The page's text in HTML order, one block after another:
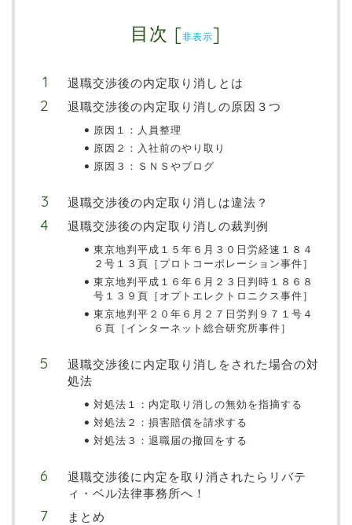
目次 [非表示]
退職交渉後の内定取り消しとは
退職交渉後の内定取り消しの原因３つ
原因１：人員整理
原因２：入社前のやり取り
原因３：ＳＮＳやブログ
退職交渉後の内定取り消しは違法？
退職交渉後の内定取り消しの裁判例
東京地判平成１５年６月３０日労経速１８４
２号１３頁［プロトコーポレーション事件］
東京地判平成１６年６月２３日判時１８６８
号１３９頁［オプトエレクトロニクス事件］
東京地判平２０年６月２７日労判９７１号４
６頁［インターネット総合研究所事件］
退職交渉後に内定取り消しをされた場合の対
処法
対処法１：内定取り消しの無効を指摘する
対処法２：損害賠償を請求する
対処法３：退職届の撤回をする
退職交渉後に内定を取り消されたらリバテ
ィ・ベル法律事務所へ！
まとめ